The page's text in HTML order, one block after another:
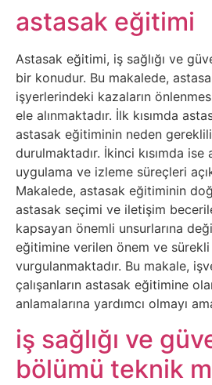
Elektronik
Cihazlar
Facebook
Felsefe
Finans
Genel
Gezi
Gizem
Grafik
&
astasak eğitimi
Astasak eğitimi, iş sağlığı ve
bir konudur. Bu makalede,
işyerlerindeki kazaların
ele alınmaktadır. İlk kısımda
astasak eğitiminin neden
durulmaktadır. İkinci kısımda
uygulama ve izleme süreçleri
Makalede, astasak eğitiminin
astasak seçimi ve iletişim
kapsayan önemli unsurlarına
eğitimine verilen önem ve
vurgulanmaktadır. Bu makale,
çalışanların astasak eğitimine
anlamalarına yardımcı olmayı
iş sağlığı ve
bölümü teknik